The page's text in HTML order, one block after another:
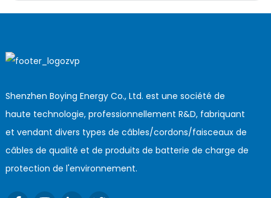
Shenzhen Boying Energy Co., Ltd. est une société de
haute technologie, professionnellement R&D, fabriquant
et vendant divers types de câbles/cordons/faisceaux de
câbles de qualité et de produits de batterie de charge de
protection de l'environnement.